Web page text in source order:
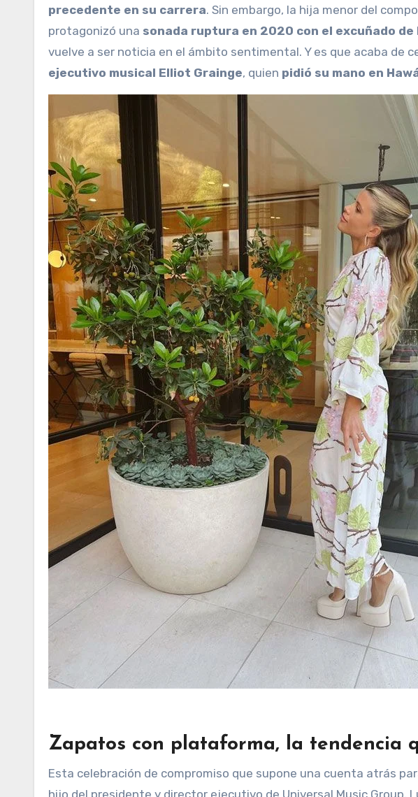
precedente en su carrera. Sin embargo, la hija menor del
protagonizó una sonada ruptura en 2020 con el excuñado
vuelve a ser noticia en el ámbito sentimental. Y es que acaba de
ejecutivo musical Elliot Grainge, quien pidió su mano en
Zapatos con plataforma, la tendencia
Esta celebración de compromiso que supone una cuenta atrás
hijo del presidente y director ejecutivo de Universal Music Group,